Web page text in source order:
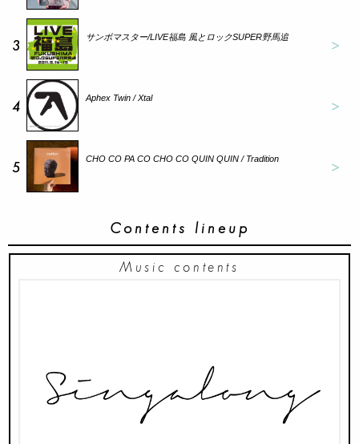
3 サンボマスター/LIVE福島 風とロックSUPER野馬追
4 Aphex Twin / Xtal
5 CHO CO PA CO CHO CO QUIN QUIN / Tradition
Contents lineup
Music contents